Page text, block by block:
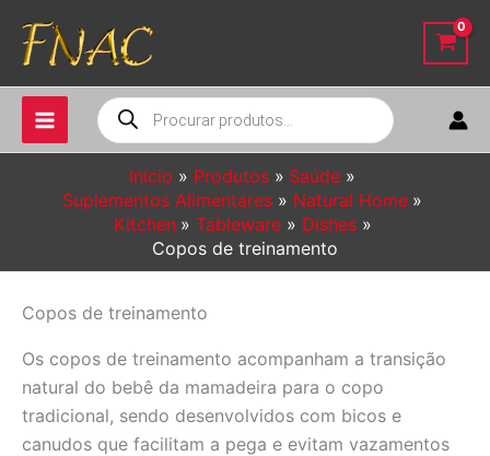
para
conteúdo
Pesquisar
produtos
Início Produtos
Saúde
Suplementos Alimentares
Natural Home
Kitchen
Tableware
Dishes
Copos de treinamento
Copos de treinamento
Os copos de treinamento acompanham a transição
natural do bebê da mamadeira para o copo
tradicional, sendo desenvolvidos com bicos e
canudos que facilitam a pega e evitam vazamentos